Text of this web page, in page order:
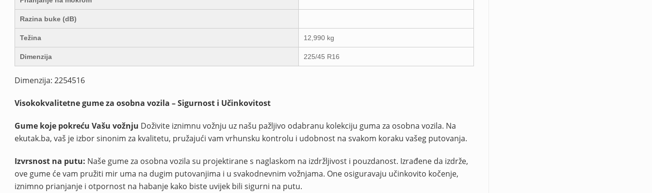
Razina buke (dB)
Težina 12,990 kg
Dimenzija 225/45 R16
Dimenzija: 2254516
Visokokvalitetne gume za osobna vozila – Sigurnost i Učinkovitost
Gume koje pokreću Vašu vožnju Doživite iznimnu vožnju uz našu pažljivo odabranu kolekciju guma za osobna vozila. Na
ekutak.ba, vaš je izbor sinonim za kvalitetu, pružajući vam vrhunsku kontrolu i udobnost na svakom koraku vašeg putovanja.
Izvrsnost na putu: Naše gume za osobna vozila su projektirane s naglaskom na izdržljivost i pouzdanost. Izrađene da izdrže,
ove gume će vam pružiti mir uma na dugim putovanjima i u svakodnevnim vožnjama. One osiguravaju učinkovito kočenje,
iznimno prianjanje i otpornost na habanje kako biste uvijek bili sigurni na putu.